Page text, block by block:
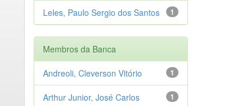
1
Leles, Paulo Sergio dos Santos
Membros da Banca
1
Andreoli, Cleverson Vitório
1
Arthur Junior, José Carlos